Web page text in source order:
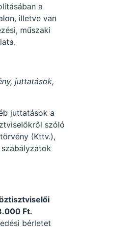
a
illetve van
műszaki
juttatások,
juttatások a
szóló
(Kttv.),
Ft.
bérletet